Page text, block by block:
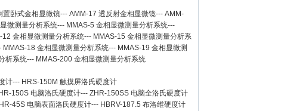
置卧式金相显微镜--- AMM-17 透反射金相显微镜--- AMM-
微测量分析系统--- MMAS-5 金相显微测量分析系统---
12 金相显微测量分析系统--- MMAS-15 金相显微测量分析系
MMAS-18 金相显微测量分析系统--- MMAS-19 金相显微测
析系统--- MMAS-200 金相显微测量分析系统
计--- HRS-150M 触摸屏洛氏硬度计
150S 电脑洛氏硬度计--- ZHR-150SS 电脑全洛氏硬度计
45S 电脑表面洛氏硬度计--- HBRV-187.5 布洛维硬度计